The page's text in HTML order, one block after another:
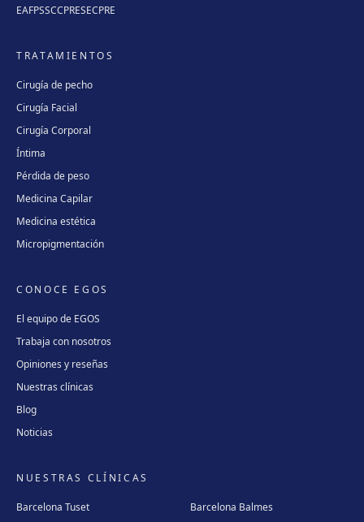
EAFPSSCCPRESECPRE
TRATAMIENTOS
Cirugía de pecho
Cirugía Facial
Cirugía Corporal
Íntima
Pérdida de peso
Medicina Capilar
Medicina estética
Micropigmentación
CONOCE EGOS
El equipo de EGOS
Trabaja con nosotros
Opiniones y reseñas
Nuestras clínicas
Blog
Noticias
NUESTRAS CLÍNICAS
Barcelona Tuset
Barcelona Balmes